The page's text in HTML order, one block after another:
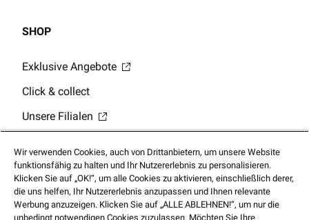
SHOP
Exklusive Angebote
Click & collect
Unsere Filialen
Guthabenabfrage Geschenkkarte
Mobile App
Wir verwenden Cookies, auch von Drittanbietern, um unsere Website
funktionsfähig zu halten und Ihr Nutzererlebnis zu personalisieren.
Klicken Sie auf „OK!“, um alle Cookies zu aktivieren, einschließlich derer,
die uns helfen, Ihr Nutzererlebnis anzupassen und Ihnen relevante
Werbung anzuzeigen. Klicken Sie auf „ALLE ABLEHNEN!“, um nur die
unbedingt notwendigen Cookies zuzulassen. Möchten Sie Ihre